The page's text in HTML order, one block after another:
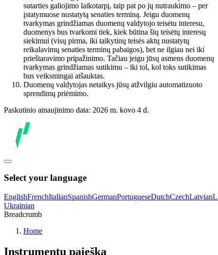
sutarties galiojimo laikotarpį, taip pat po jų nutraukimo – per
įstatymuose nustatytą senaties terminą. Jeigu duomenų
tvarkymas grindžiamas duomenų valdytojo teisėtu interesu,
duomenys bus tvarkomi tiek, kiek būtina šių teisėtų interesų
siekimui (visų pirma, iki taikytinų teisės aktų nustatytų
reikalavimų senaties terminų pabaigos), bet ne ilgiau nei iki
prieštaravimo pripažinimo. Tačiau jeigu jūsų asmens duomenų
tvarkymas grindžiamas sutikimu – iki tol, kol toks sutikimas
bus veiksmingai atšauktas.
Duomenų valdytojas netaikys jūsų atžvilgiu automatizuoto
sprendimų priėmimo.
Paskutinio atnaujinimo data: 2026 m. kovo 4 d.
Select your language
EnglishFrenchItalianSpanishGermanPortugueseDutchCzechLatvian
Ukrainian
Breadcrumb
Home
Instrumentų paieška